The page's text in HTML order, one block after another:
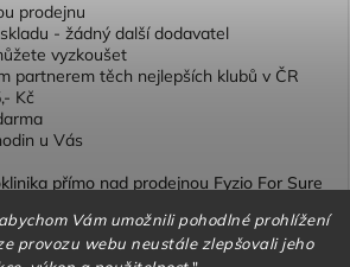
Vám umožnili pohodlné prohlížení
provozu webu neustále zlepšovali jeho
prodejnu
- žádný další dodavatel
vyzkoušet
partnerem těch nejlepších klubů v ČR
Kč
u Vás
přímo nad prodejnou Fyzio For Sure